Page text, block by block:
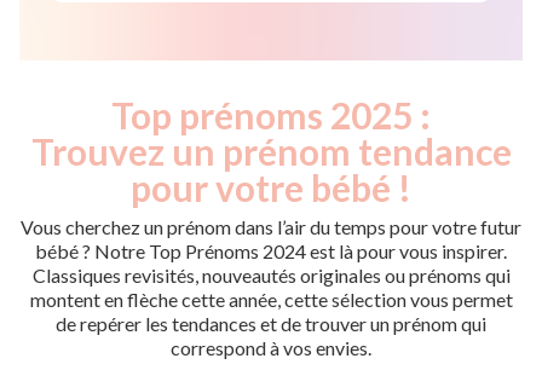
Top prénoms 2025 :
Trouvez un prénom tendance
pour votre bébé !
Vous cherchez un prénom dans l’air du temps pour votre futur
bébé ? Notre Top Prénoms 2024 est là pour vous inspirer.
Classiques revisités, nouveautés originales ou prénoms qui
montent en flèche cette année, cette sélection vous permet
de repérer les tendances et de trouver un prénom qui
correspond à vos envies.